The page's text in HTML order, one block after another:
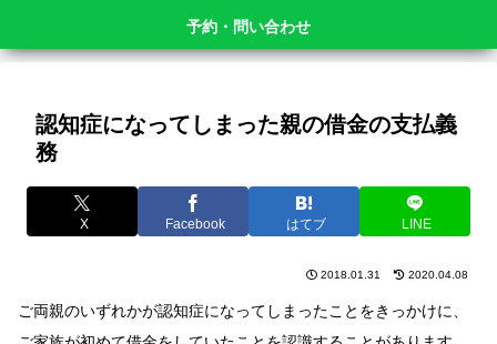
予約・問い合わせ
認知症になってしまった親の借金の支払義
務
X Facebook はてブ LINE
2018.01.31 2020.04.08
ご両親のいずれかが認知症になってしまったことをきっかけに、